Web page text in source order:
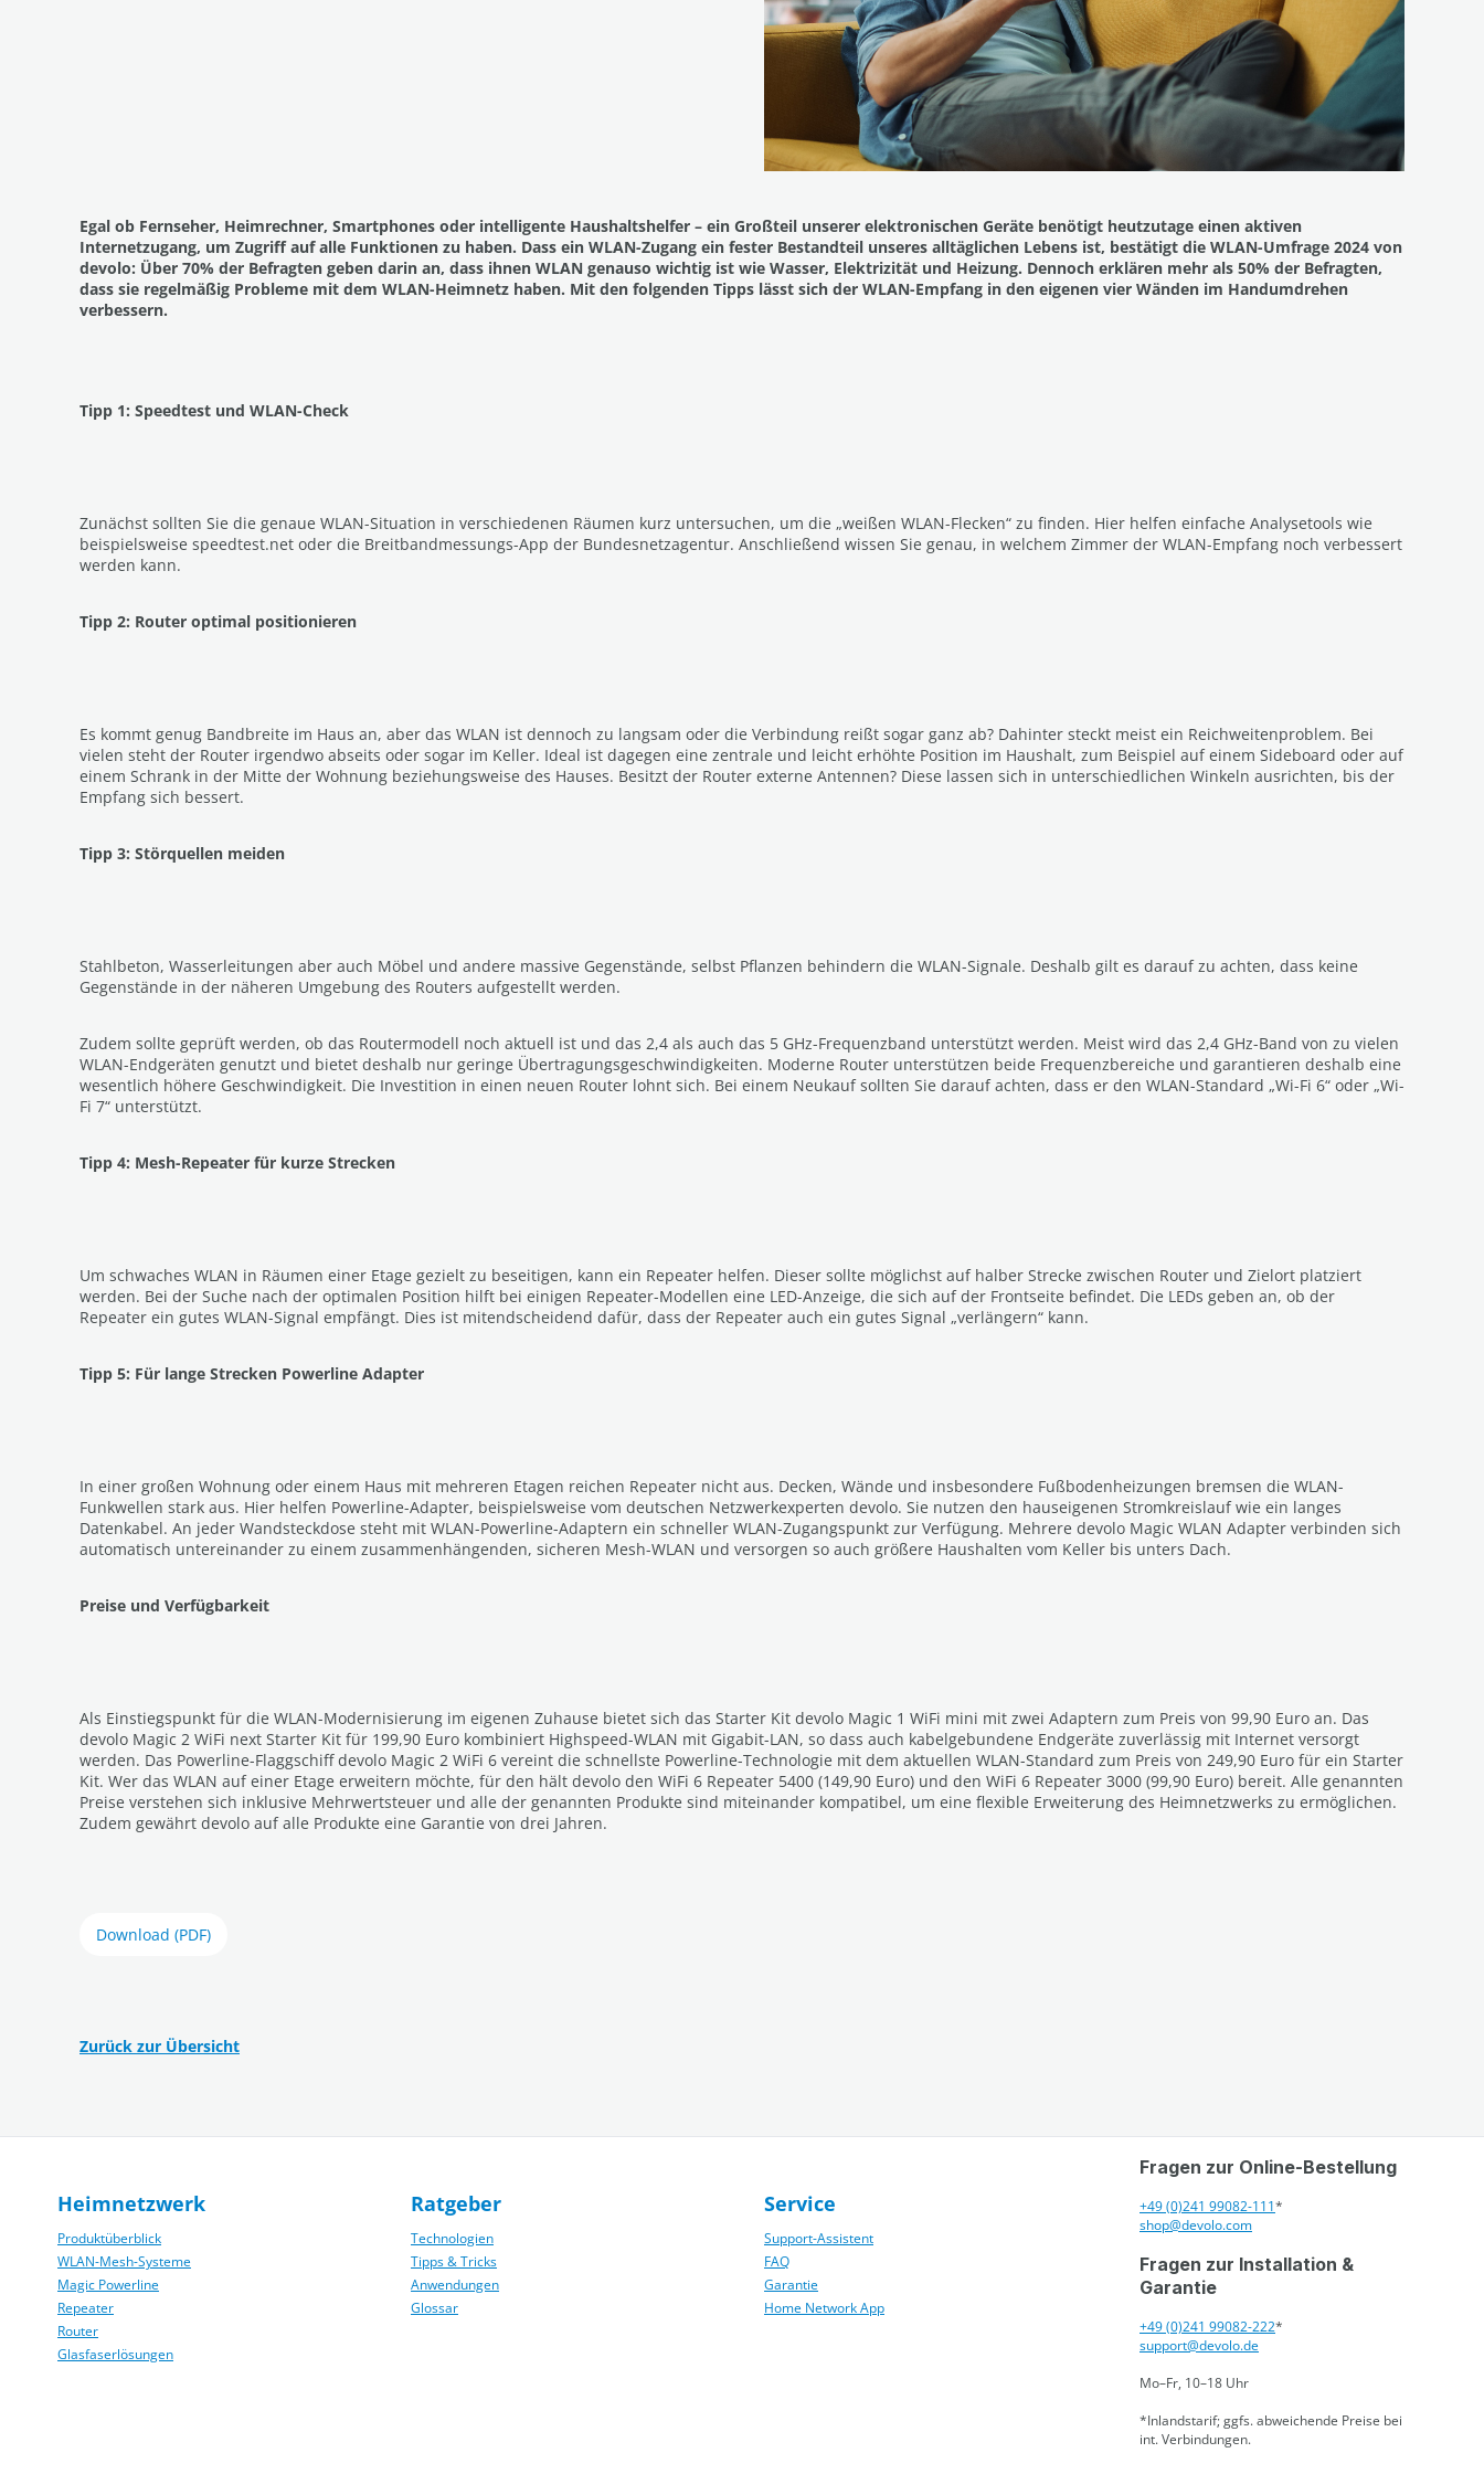
Egal ob Fernseher, Heimrechner, Smartphones oder intelligente Haushaltshelfer – ein Großteil unserer elektronischen Geräte benötigt heutzutage einen aktiven
Internetzugang, um Zugriff auf alle Funktionen zu haben. Dass ein WLAN-Zugang ein fester Bestandteil unseres alltäglichen Lebens ist, bestätigt die WLAN-Umfrage 2024 von
devolo: Über 70% der Befragten geben darin an, dass ihnen WLAN genauso wichtig ist wie Wasser, Elektrizität und Heizung. Dennoch erklären mehr als 50% der Befragten,
dass sie regelmäßig Probleme mit dem WLAN-Heimnetz haben. Mit den folgenden Tipps lässt sich der WLAN-Empfang in den eigenen vier Wänden im Handumdrehen
verbessern.
Tipp 1: Speedtest und WLAN-Check
Zunächst sollten Sie die genaue WLAN-Situation in verschiedenen Räumen kurz untersuchen, um die „weißen WLAN-Flecken“ zu finden. Hier helfen einfache Analysetools wie
beispielsweise speedtest.net oder die Breitbandmessungs-App der Bundesnetzagentur. Anschließend wissen Sie genau, in welchem Zimmer der WLAN-Empfang noch verbessert
werden kann.
Tipp 2: Router optimal positionieren
Es kommt genug Bandbreite im Haus an, aber das WLAN ist dennoch zu langsam oder die Verbindung reißt sogar ganz ab? Dahinter steckt meist ein Reichweitenproblem. Bei
vielen steht der Router irgendwo abseits oder sogar im Keller. Ideal ist dagegen eine zentrale und leicht erhöhte Position im Haushalt, zum Beispiel auf einem Sideboard oder auf
einem Schrank in der Mitte der Wohnung beziehungsweise des Hauses. Besitzt der Router externe Antennen? Diese lassen sich in unterschiedlichen Winkeln ausrichten, bis der
Empfang sich bessert.
Tipp 3: Störquellen meiden
Stahlbeton, Wasserleitungen aber auch Möbel und andere massive Gegenstände, selbst Pflanzen behindern die WLAN-Signale. Deshalb gilt es darauf zu achten, dass keine
Gegenstände in der näheren Umgebung des Routers aufgestellt werden.
Zudem sollte geprüft werden, ob das Routermodell noch aktuell ist und das 2,4 als auch das 5 GHz-Frequenzband unterstützt werden. Meist wird das 2,4 GHz-Band von zu vielen
WLAN-Endgeräten genutzt und bietet deshalb nur geringe Übertragungsgeschwindigkeiten. Moderne Router unterstützen beide Frequenzbereiche und garantieren deshalb eine
wesentlich höhere Geschwindigkeit. Die Investition in einen neuen Router lohnt sich. Bei einem Neukauf sollten Sie darauf achten, dass er den WLAN-Standard „Wi-Fi 6“ oder „Wi-
Fi 7“ unterstützt.
Tipp 4: Mesh-Repeater für kurze Strecken
Um schwaches WLAN in Räumen einer Etage gezielt zu beseitigen, kann ein Repeater helfen. Dieser sollte möglichst auf halber Strecke zwischen Router und Zielort platziert
werden. Bei der Suche nach der optimalen Position hilft bei einigen Repeater-Modellen eine LED-Anzeige, die sich auf der Frontseite befindet. Die LEDs geben an, ob der
Repeater ein gutes WLAN-Signal empfängt. Dies ist mitendscheidend dafür, dass der Repeater auch ein gutes Signal „verlängern“ kann.
Tipp 5: Für lange Strecken Powerline Adapter
In einer großen Wohnung oder einem Haus mit mehreren Etagen reichen Repeater nicht aus. Decken, Wände und insbesondere Fußbodenheizungen bremsen die WLAN-
Funkwellen stark aus. Hier helfen Powerline-Adapter, beispielsweise vom deutschen Netzwerkexperten devolo. Sie nutzen den hauseigenen Stromkreislauf wie ein langes
Datenkabel. An jeder Wandsteckdose steht mit WLAN-Powerline-Adaptern ein schneller WLAN-Zugangspunkt zur Verfügung. Mehrere devolo Magic WLAN Adapter verbinden sich
automatisch untereinander zu einem zusammenhängenden, sicheren Mesh-WLAN und versorgen so auch größere Haushalten vom Keller bis unters Dach.
Preise und Verfügbarkeit
Als Einstiegspunkt für die WLAN-Modernisierung im eigenen Zuhause bietet sich das Starter Kit devolo Magic 1 WiFi mini mit zwei Adaptern zum Preis von 99,90 Euro an. Das
devolo Magic 2 WiFi next Starter Kit für 199,90 Euro kombiniert Highspeed-WLAN mit Gigabit-LAN, so dass auch kabelgebundene Endgeräte zuverlässig mit Internet versorgt
werden. Das Powerline-Flaggschiff devolo Magic 2 WiFi 6 vereint die schnellste Powerline-Technologie mit dem aktuellen WLAN-Standard zum Preis von 249,90 Euro für ein Starter
Kit. Wer das WLAN auf einer Etage erweitern möchte, für den hält devolo den WiFi 6 Repeater 5400 (149,90 Euro) und den WiFi 6 Repeater 3000 (99,90 Euro) bereit. Alle genannten
Preise verstehen sich inklusive Mehrwertsteuer und alle der genannten Produkte sind miteinander kompatibel, um eine flexible Erweiterung des Heimnetzwerks zu ermöglichen.
Zudem gewährt devolo auf alle Produkte eine Garantie von drei Jahren.
Download (PDF)
Zurück zur Übersicht
Heimnetzwerk
Produktüberblick
WLAN-Mesh-Systeme
Magic Powerline
Repeater
Router
Glasfaserlösungen
Ratgeber
Technologien
Tipps & Tricks
Anwendungen
Glossar
Service
Support-Assistent
FAQ
Garantie
Home Network App
Fragen zur Online-Bestellung
+49 (0)241 99082-111*
shop@devolo.com
Fragen zur Installation &
Garantie
+49 (0)241 99082-222*
support@devolo.de
Mo–Fr, 10–18 Uhr
*Inlandstarif; ggfs. abweichende Preise bei
int. Verbindungen.